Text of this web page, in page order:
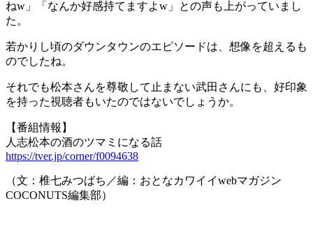
ねw」「なんか好感持てますよw」との声も上がっていまし
た。
若かりし頃のダウンタウンのエピソードは、想像を超えるも
のでしたね。
それでも松本さんを尊敬して止まない武田さんにも、好印象
を持った視聴者もいたのではないでしょうか。
【番組情報】
人志松本の酒のツマミになる話
https://tver.jp/corner/f0094638
（文：椎七みつばち／編：おとなカワイイwebマガジン
COCONUTS編集部）